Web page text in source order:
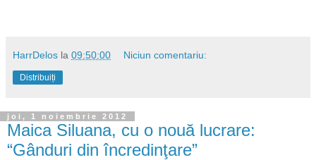
HarrDelos la 09:50:00 Niciun comentariu:
Distribuiți
joi, 1 noiembrie 2012
Maica Siluana, cu o nouă lucrare:
“Gânduri din încredinţare”